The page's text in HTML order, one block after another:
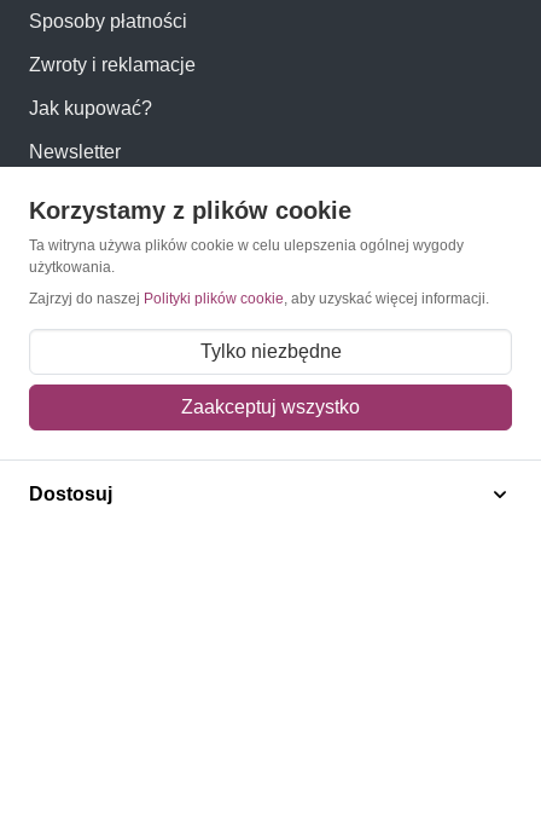
Sposoby płatności
Zwroty i reklamacje
Jak kupować?
Newsletter
Konto
Moje konto
Moje zamówienia
Mój koszyk
Adres dostawy
Polecamy
Korzystamy z plików cookie
Ta witryna używa plików cookie w celu ulepszenia ogólnej wygody
użytkowania.
Zajrzyj do naszej Polityki plików cookie, aby uzyskać więcej informacji.
Tylko niezbędne
Zaakceptuj wszystko
Dostosuj